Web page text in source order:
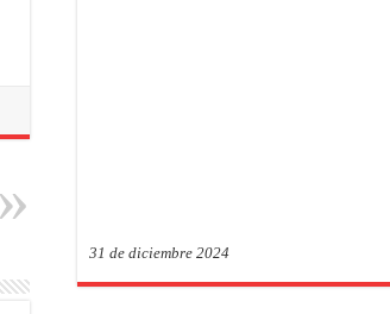
31 de diciembre 2024